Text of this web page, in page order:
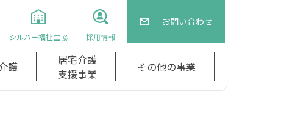
シルバー福祉生協 採用情報
お問い合わせ
護
居宅介護
支援事業
その他の事業